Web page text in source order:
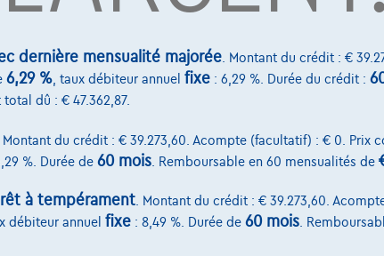
dernière mensualité majorée . Montant du crédit : €
6,29 % , taux débiteur annuel fixe : 6,29 %. Durée du crédit :
dû : € 47.362,87.
. Montant du crédit : € 39.273,60. Acompte (facultatif) : € 0. Prix
%. Durée de 60 mois . Remboursable en 60 mensualités de
à tempérament. Montant du crédit : € 39.273,60.
débiteur annuel fixe : 8,49 %. Durée de 60 mois.